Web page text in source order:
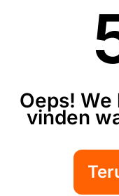
Oeps!
vinden